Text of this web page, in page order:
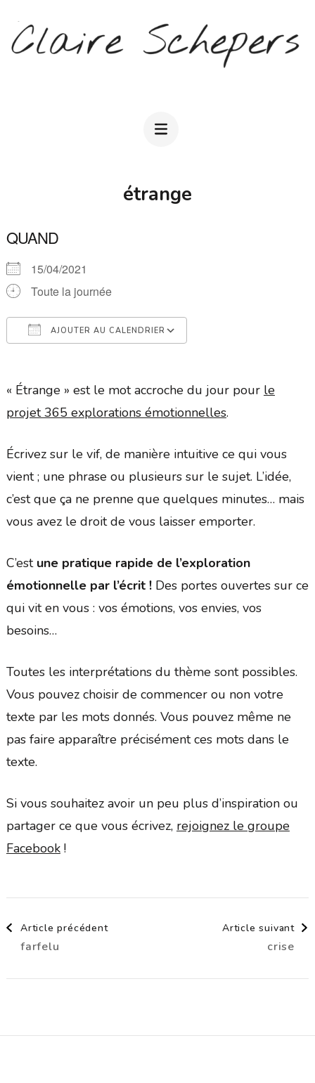
contenu
étrange
QUAND
15/04/2021
Toute la journée
AJOUTER AU CALENDRIER
« Étrange » est le mot accroche du jour pour le
projet 365 explorations émotionnelles.
Écrivez sur le vif, de manière intuitive ce qui vous
vient ; une phrase ou plusieurs sur le sujet. L’idée,
c’est que ça ne prenne que quelques minutes… mais
vous avez le droit de vous laisser emporter.
C’est une pratique rapide de l’exploration
émotionnelle par l’écrit ! Des portes ouvertes sur ce
qui vit en vous : vos émotions, vos envies, vos
besoins…
Toutes les interprétations du thème sont possibles.
Vous pouvez choisir de commencer ou non votre
texte par les mots donnés. Vous pouvez même ne
pas faire apparaître précisément ces mots dans le
texte.
Si vous souhaitez avoir un peu plus d’inspiration ou
partager ce que vous écrivez, rejoignez le groupe
Facebook!
Navigation
d'article
Article précédent
farfelu
Article suivant
crise